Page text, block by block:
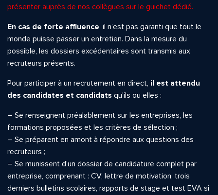
présenter auprès de nos collègues sur le guichet dédié.
En cas de forte affluence, il n’est pas garanti que tout le
monde puisse passer un entretien. Dans la mesure du
possible, les dossiers excédentaires sont transmis aux
recruteurs présents.
Pour participer à un recrutement en direct, il est attendu
des candidates et candidats qu’ils ou elles :
– Se renseignent préalablement sur les entreprises, les
formations proposées et les critères de sélection ;
– Se préparent en amont à répondre aux questions des
recruteurs ;
– Se munissent d’un dossier de candidature complet par
entreprise, comprenant : CV, lettre de motivation, trois
derniers bulletins scolaires, rapports de stage et test EVA si